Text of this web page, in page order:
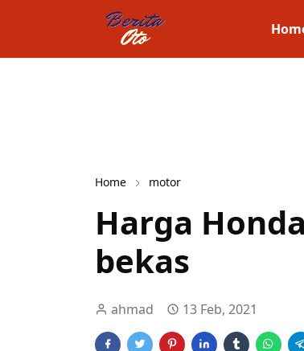
Home motor
Harga
bekas
ahmad 13 Feb, 2021